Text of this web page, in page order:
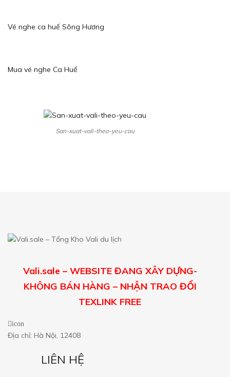
Vé nghe ca huế Sông Hương
Mua vé nghe Ca Huế
San-xuat-vali-theo-yeu-cau
Vali.sale – WEBSITE ĐANG XÂY DỰNG-
KHÔNG BÁN HÀNG – NHẬN TRAO ĐỔI
TEXLINK FREE
icon
Địa chỉ: Hà Nội, 12408
LIÊN HỆ